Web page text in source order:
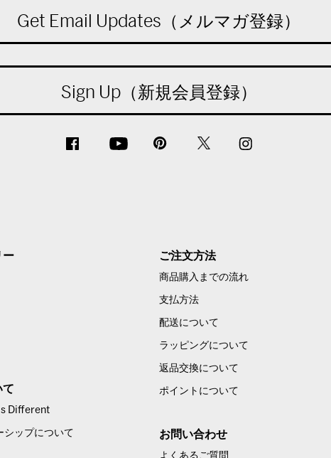
Get Email Updates（メルマガ登録）
Sign Up（新規会員登録）
ー
て
Different
シップについて
ご注文方法
商品購入までの流れ
支払方法
配送について
ラッピングについて
返品交換について
ポイントについて
お問い合わせ
よくあるご質問